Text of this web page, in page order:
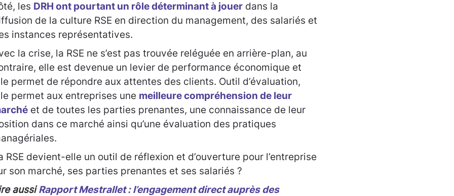
les DRH ont pourtant un rôle déterminant à jouer dans la
de la culture RSE en direction du management, des salariés et
instances représentatives.
la crise, la RSE ne s’est pas trouvée reléguée en arrière-plan, au
elle est devenue un levier de performance économique et
permet de répondre aux attentes des clients. Outil d’évaluation,
permet aux entreprises une meilleure compréhension de leur
et de toutes les parties prenantes, une connaissance de leur
dans ce marché ainsi qu’une évaluation des pratiques
RSE devient-elle un outil de réflexion et d’ouverture pour l’entreprise
son marché, ses parties prenantes et ses salariés ?
aussiRapport Mestrallet : l’engagement direct auprès des